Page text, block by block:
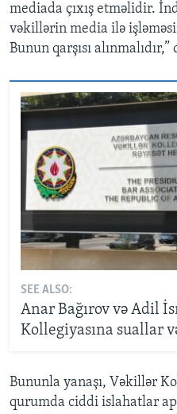
mediada çıxış etməlidir.
vəkillərin media ilə
Bunun qarşısı
SEE ALSO:
Anar Bağırov və Adil
Kollegiyasına suallar
Bununla yanaşı, Vəkillər
qurumda ciddi islahatlar